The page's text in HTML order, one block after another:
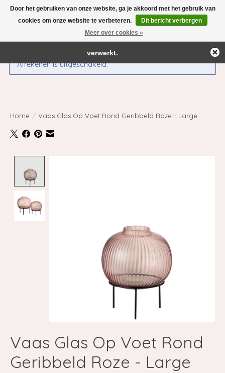
Verlanglijst
Afrekenen is uitgeschakeld.
Home / Vaas Glas Op Voet Rond Geribbeld Roze - Large
Vaas Glas Op Voet Rond
Geribbeld Roze - Large
Door het gebruiken van onze website, ga je akkoord met het gebruik van
cookies om onze website te verbeteren.
Dit bericht verbergen
Meer over cookies »
← Keer terug naar de backofficeDeze winkel is in aanbouw.
Eventueel geplaatste orders zullen niet worden gehonoreerd of
verwerkt.